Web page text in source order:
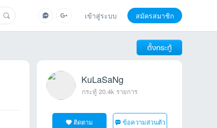
เข้าสู่ระบบ สมัครสมาชิก
KuLaSaNg
กระทู้ 20.4k รายการ
ติดตาม ข้อความส่วนตัว